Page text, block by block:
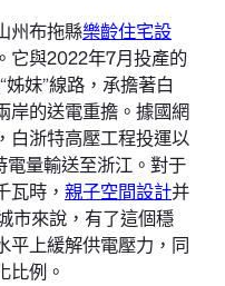
州布拖縣樂齡住宅設
它與2022年7月投產的
妹”線路，承擔著白
岸的送電重擔。據國網
白浙特高壓工程投運以
量輸送至浙江。對于
瓦時， 親子空間設計并
市來說，有了這個穩
平上緩解供電壓力，同
比例。